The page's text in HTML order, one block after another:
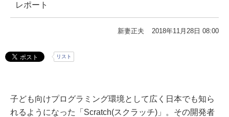
レポート
新妻正夫 2018年11月28日 08:00
リスト
子ども向けプログラミング環境として広く日本でも知ら
れるようになった「Scratch(スクラッチ)」。その開発者